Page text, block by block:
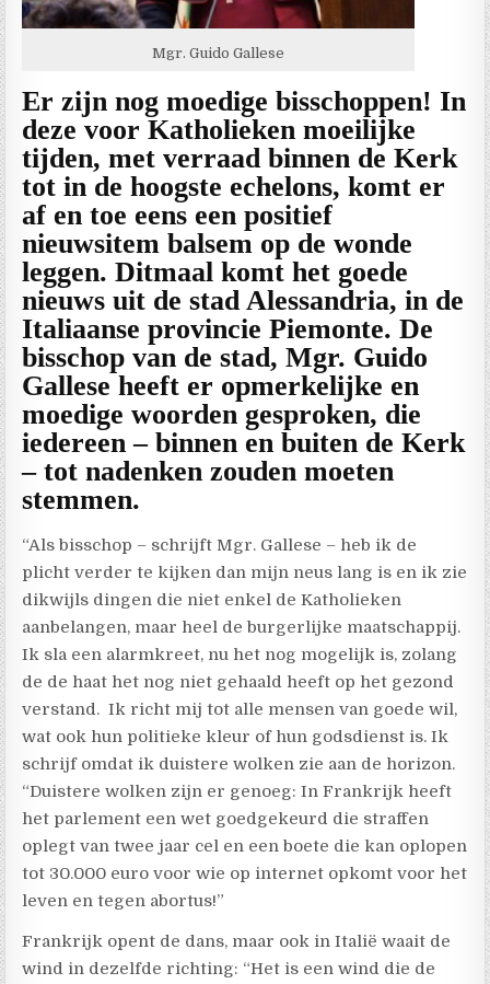
Mgr. Guido Gallese
Er zijn nog moedige bisschoppen! In
deze voor Katholieken moeilijke
tijden, met verraad binnen de Kerk
tot in de hoogste echelons, komt er
af en toe eens een positief
nieuwsitem balsem op de wonde
leggen. Ditmaal komt het goede
nieuws uit de stad Alessandria, in de
Italiaanse provincie Piemonte. De
bisschop van de stad, Mgr. Guido
Gallese heeft er opmerkelijke en
moedige woorden gesproken, die
iedereen – binnen en buiten de Kerk
– tot nadenken zouden moeten
stemmen.
“Als bisschop – schrijft Mgr. Gallese – heb ik de
plicht verder te kijken dan mijn neus lang is en ik zie
dikwijls dingen die niet enkel de Katholieken
aanbelangen, maar heel de burgerlijke maatschappij.
Ik sla een alarmkreet, nu het nog mogelijk is, zolang
de de haat het nog niet gehaald heeft op het gezond
verstand. Ik richt mij tot alle mensen van goede wil,
wat ook hun politieke kleur of hun godsdienst is. Ik
schrijf omdat ik duistere wolken zie aan de horizon.
“Duistere wolken zijn er genoeg: In Frankrijk heeft
het parlement een wet goedgekeurd die straffen
oplegt van twee jaar cel en een boete die kan oplopen
tot 30.000 euro voor wie op internet opkomt voor het
leven en tegen abortus!”
Frankrijk opent de dans, maar ook in Italië waait de
wind in dezelfde richting: “Het is een wind die de